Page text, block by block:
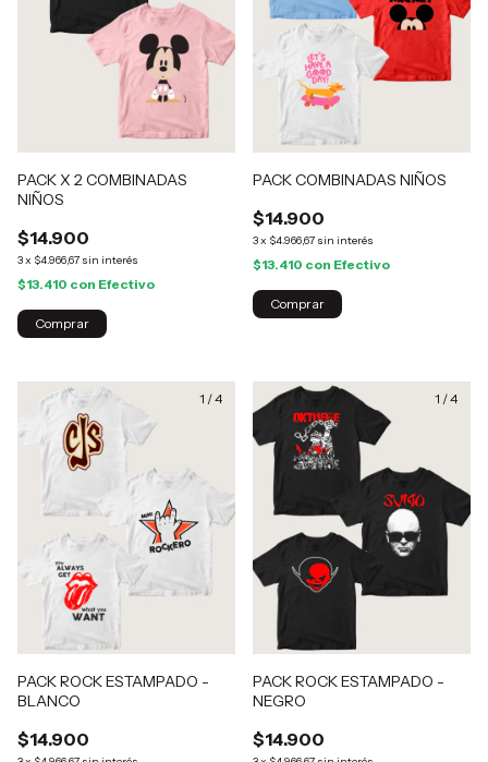
PACK X 2 COMBINADAS
NIÑOS
$14.900
3x $4.966,67 sin interés
$13.410 con Efectivo
Comprar
PACK COMBINADAS NIÑOS
$14.900
3x $4.966,67 sin interés
$13.410 con Efectivo
Comprar
1 /4
PACK ROCK ESTAMPADO -
BLANCO
$14.900
1 /4
PACK ROCK ESTAMPADO -
NEGRO
$14.900